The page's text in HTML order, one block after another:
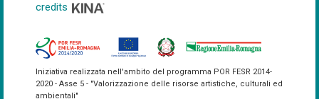
credits
Iniziativa realizzata nell'ambito del programma POR FESR 2014-
2020 - Asse 5 - "Valorizzazione delle risorse artistiche, culturali ed
ambientali"